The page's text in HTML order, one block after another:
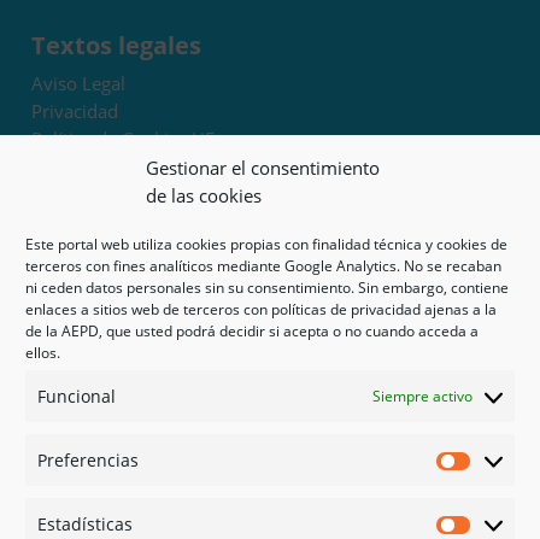
Gestionar el consentimiento
de las cookies
Este portal web utiliza cookies propias con finalidad técnica y cookies de
terceros con fines analíticos mediante Google Analytics. No se recaban
ni ceden datos personales sin su consentimiento. Sin embargo, contiene
enlaces a sitios web de terceros con políticas de privacidad ajenas a la
de la AEPD, que usted podrá decidir si acepta o no cuando acceda a
ellos.
Funcional Siempre activo
Preferencias
Estadísticas
Textos legales
Aviso Legal
Privacidad
Política de Cookies UE
Términos y condiciones
Exoneración de responsabilidad
Mapa del sitio
Mi cuenta
Tienda
Psicología en Murcia
Guías
Redes sociales
Instagram